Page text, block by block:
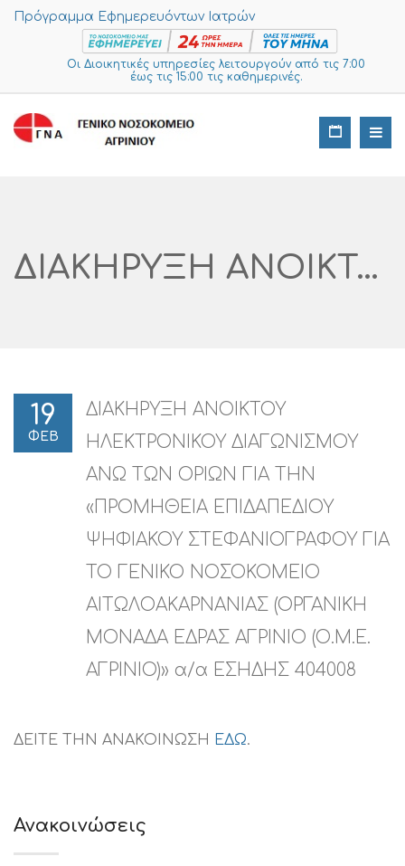
Πρόγραμμα Εφημερευόντων Ιατρών
Οι Διοικητικές υπηρεσίες λειτουργούν από τις 7:00
έως τις 15:00 τις καθημερινές.
ΔΙΑΚΗΡΥΞΗ ΑΝΟΙΚΤΟΥ ΗΛΕΚΤΡΟΝΙΚΟΥ ΔΙΑΓΩΝΙΣΜΟΥ ΑΝΩ ΤΩΝ ΟΡΙΩΝ ΓΙΑ ΤΗΝ «ΠΡΟΜΗΘΕΙΑ ΕΠΙΔΑΠΕΔΙΟΥ ΨΗΦΙΑΚΟΥ ΣΤΕΦΑΝΙΟΓΡΑΦΟΥ ΓΙΑ ΤΟ ΓΕΝΙΚΟ ΝΟΣΟΚΟΜΕΙΟ ΑΙΤΩΛΟΑΚΑΡΝΑΝΙΑΣ (ΟΡΓΑΝΙΚΗ ΜΟΝΑΔΑ ΕΔΡΑΣ ΑΓΡΙΝΙΟ (Ο.Μ.Ε. ΑΓΡΙΝΙΟ)» Α/α ΕΣΗΔΗΣ 404008
19
ΦΕΒ
ΔΙΑΚΗΡΥΞΗ ΑΝΟΙΚΤΟΥ
ΗΛΕΚΤΡΟΝΙΚΟΥ ΔΙΑΓΩΝΙΣΜΟΥ
ΑΝΩ ΤΩΝ ΟΡΙΩΝ ΓΙΑ ΤΗΝ
«ΠΡΟΜΗΘΕΙΑ ΕΠΙΔΑΠΕΔΙΟΥ
ΨΗΦΙΑΚΟΥ ΣΤΕΦΑΝΙΟΓΡΑΦΟΥ ΓΙΑ
ΤΟ ΓΕΝΙΚΟ ΝΟΣΟΚΟΜΕΙΟ
ΑΙΤΩΛΟΑΚΑΡΝΑΝΙΑΣ (ΟΡΓΑΝΙΚΗ
ΜΟΝΑΔΑ ΕΔΡΑΣ ΑΓΡΙΝΙΟ (Ο.Μ.Ε.
ΑΓΡΙΝΙΟ)» α/α ΕΣΗΔΗΣ 404008
ΔΕΙΤΕ ΤΗΝ ΑΝΑΚΟΙΝΩΣΗ ΕΔΩ.
Ανακοινώσεις